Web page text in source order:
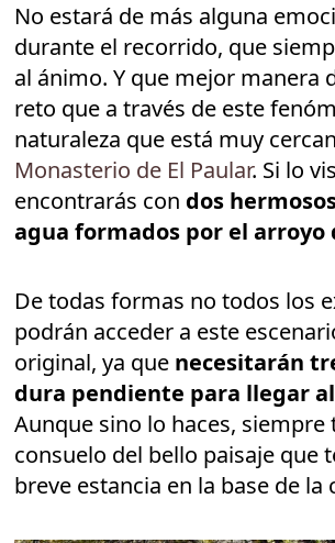
No estará de más alguna
durante el recorrido, que
al ánimo. Y que mejor manera
reto que a través de este
naturaleza que está muy
Monasterio de El Paular. Si lo
encontrarás con dos
agua formados por el arroyo
De todas formas no todos los
podrán acceder a este
original, ya que necesitarán
dura pendiente para llegar
Aunque sino lo haces, siempre
consuelo del bello paisaje que
breve estancia en la base de la